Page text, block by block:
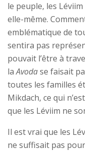
le peuple, les
elle-même.
emblématique de
sentira pas
pouvait l’être à
laAvodase faisait
toutes les familles
Mikdach, ce qui
que les Léviim ne
Il est vrai que les
ne suffisait pas